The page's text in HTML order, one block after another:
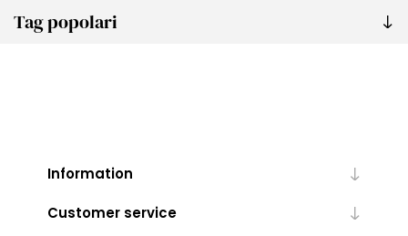
Tag popolari
Information
Customer service